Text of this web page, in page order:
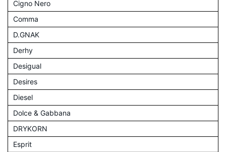
Cigno Nero
Comma
D.GNAK
Derhy
Desigual
Desires
Diesel
Dolce & Gabbana
DRYKORN
Esprit